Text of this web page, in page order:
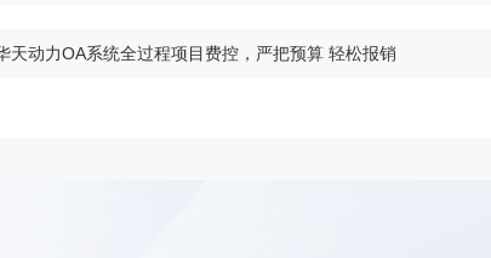
天动力OA系统全过程项目费控，严把预算 轻松报销